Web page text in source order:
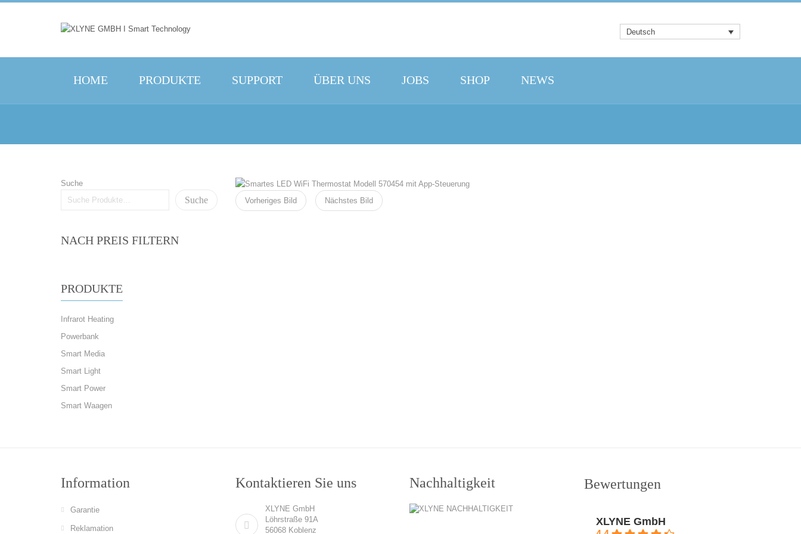
Deutsch
HOME PRODUKTE SUPPORT ÜBER UNS JOBS SHOP NEWS
Suche
Suche
NACH PREIS FILTERN
PRODUKTE
Infrarot Heating
Powerbank
Smart Media
Smart Light
Smart Power
Smart Waagen
Vorheriges Bild Nächstes Bild
Information
Garantie
Reklamation
Kontaktieren Sie uns
XLYNE GmbH
Löhrstraße 91A
56068 Koblenz
Nachhaltigkeit Bewertungen
XLYNE GmbH